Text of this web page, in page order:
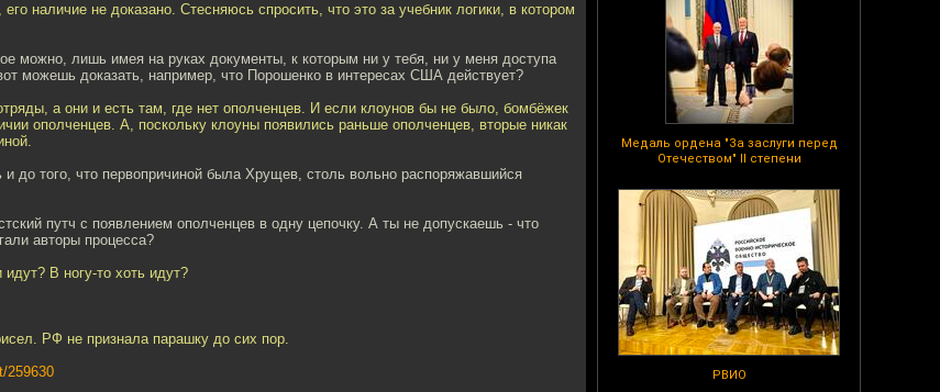
Медаль ордена "За заслуги перед
Отечеством" II степени
РВИО
наличие не доказано. Стесняюсь спросить, что это за учебник логики, в котором
можно, лишь имея на руках документы, к которым ни у тебя, ни у меня доступа
можешь доказать, например, что Порошенко в интересах США действует?
а они и есть там, где нет ополченцев. И если клоунов бы не было, бомбёжек
ополченцев. А, поскольку клоуны появились раньше ополченцев, вторые никак
и до того, что первопричиной была Хрущев, столь вольно распоряжавшийся
путч с появлением ополченцев в одну цепочку. А ты не допускаешь - что
авторы процесса?
В ногу-то хоть идут?
РФ не признала парашку до сих пор.
259630